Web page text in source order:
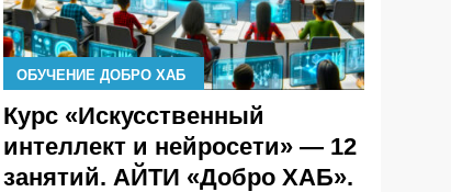
ОБУЧЕНИЕ ДОБРО ХАБ
Курс «Искусственный
интеллект и нейросети» — 12
занятий. АЙТИ «Добро ХАБ».